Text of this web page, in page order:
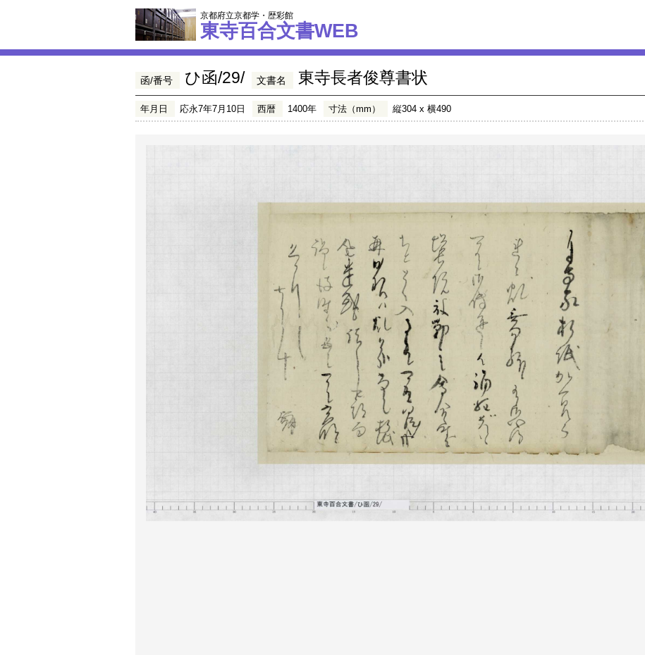
京都府立京都学・歴彩館
東寺百合文書WEB
函/番号 ひ函/29/ 文書名 東寺長者俊尊書状
年月日 応永7年7月10日 西暦 1400年 寸法（mm） 縦304 x 横490